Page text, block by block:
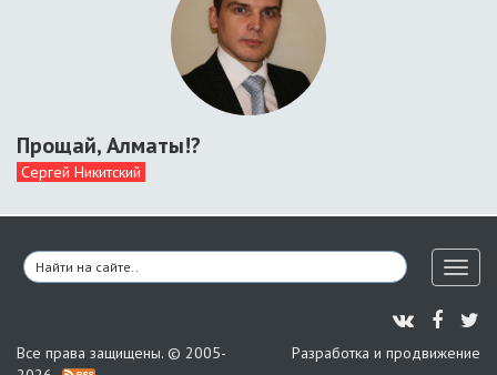
Прощай, Алматы!?
Сергей Никитский
Все права защищены. © 2005-
Разработка и продвижение